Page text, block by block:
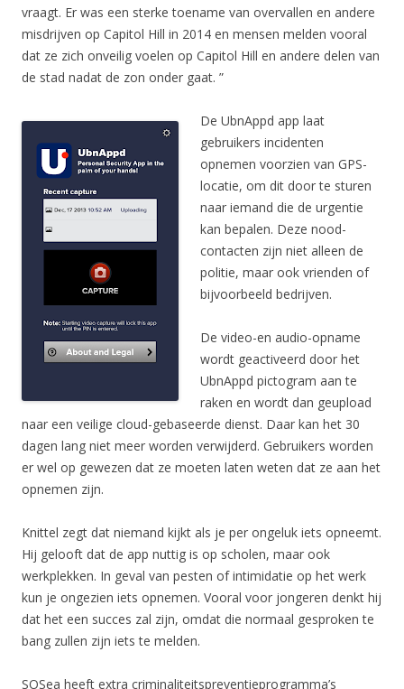
vraagt. Er was een sterke toename van overvallen en andere
misdrijven op Capitol Hill in 2014 en mensen melden vooral
dat ze zich onveilig voelen op Capitol Hill en andere delen van
de stad nadat de zon onder gaat. ”
De UbnAppd app laat
gebruikers incidenten
opnemen voorzien van GPS-
locatie, om dit door te sturen
naar iemand die de urgentie
kan bepalen. Deze nood-
contacten zijn niet alleen de
politie, maar ook vrienden of
bijvoorbeeld bedrijven.
De video-en audio-opname
wordt geactiveerd door het
UbnAppd pictogram aan te
raken en wordt dan geupload
naar een veilige cloud-gebaseerde dienst. Daar kan het 30
dagen lang niet meer worden verwijderd. Gebruikers worden
er wel op gewezen dat ze moeten laten weten dat ze aan het
opnemen zijn.
Knittel zegt dat niemand kijkt als je per ongeluk iets opneemt.
Hij gelooft dat de app nuttig is op scholen, maar ook
werkplekken. In geval van pesten of intimidatie op het werk
kun je ongezien iets opnemen. Vooral voor jongeren denkt hij
dat het een succes zal zijn, omdat die normaal gesproken te
bang zullen zijn iets te melden.
SOSea heeft extra criminaliteitspreventieprogramma’s